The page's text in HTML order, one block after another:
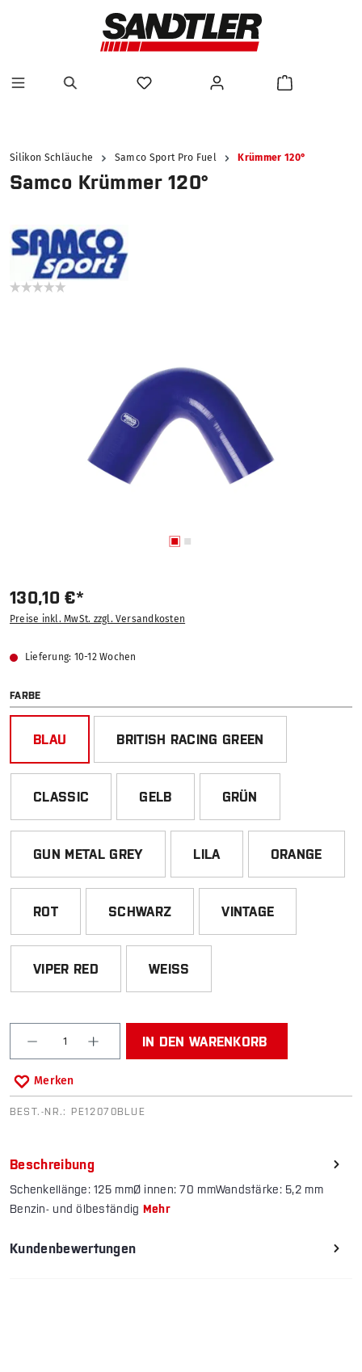
Silikon Schläuche Samco Sport Pro Fuel Krümmer 120°
Samco Krümmer 120°
130,10 €*
Preise inkl. MwSt. zzgl. Versandkosten
Lieferung: 10-12 Wochen
FARBEAUSWÄHLEN
BLAU BRITISH RACING GREEN
CLASSIC GELB GRÜN
GUN METAL GREY LILA ORANGE
ROT SCHWARZ VINTAGE
VIPER RED WEISS
Produkt Anzahl: Gib den gewünschten Wert ein
IN DEN WARENKORB
Merken
BEST.-NR.: PE12070BLUE
Beschreibung
Schenkellänge: 125 mmØ innen: 70 mmWandstärke: 5,2 mm
Benzin- und ölbeständig Mehr
Kundenbewertungen